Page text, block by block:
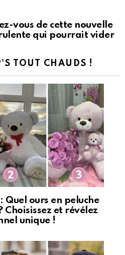
vous de cette nouvelle
qui pourrait vider
TOUT CHAUDS !
Quel ours en peluche
et révélez
unique !